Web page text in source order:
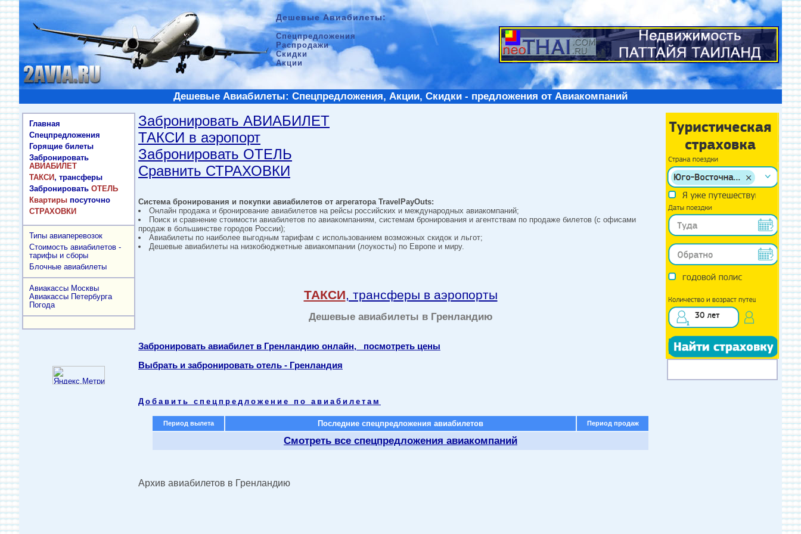
Дешевые Авиабилеты:
Спецпредложения
Распродажи
Скидки
Акции
Дешевые Авиабилеты: Спецпредложения, Акции, Скидки - предложения от Авиакомпаний
Главная
Спецпредложения
Горящие билеты
Забронировать
АВИАБИЛЕТ
ТАКСИ, трансферы
Забронировать ОТЕЛЬ
Квартиры посуточно
СТРАХОВКИ
Типы авиаперевозок
Стоимость авиабилетов -
тарифы и сборы
Блочные авиабилеты
Авиакассы Москвы
Авиакассы Петербурга
Погода
Забронировать АВИАБИЛЕТ
ТАКСИ в аэропорт
Забронировать ОТЕЛЬ
Сравнить СТРАХОВКИ
Система бронирования и покупки авиабилетов от агрегатора TravelPayOuts:
Онлайн продажа и бронирование авиабилетов на рейсы российских и международных авиакомпаний;
Поиск и сравнение стоимости авиабилетов по авиакомпаниям, системам бронирования и агентствам по продаже билетов (с офисами
продаж в большинстве городов России);
Авиабилеты по наиболее выгодным тарифам с использованием возможных скидок и льгот;
Дешевые авиабилеты на низкобюджетные авиакомпании (лоукосты) по Европе и миру.
ТАКСИ, трансферы в аэропорты
Дешевые авиабилеты в Гренландию
Забронировать авиабилет в Гренландию онлайн, посмотреть цены
Выбрать и забронировать отель - Гренландия
Добавить спецпредложение по авиабилетам
Период вылета Последние спецпредложения авиабилетов Период продаж
Смотреть все спецпредложения авиакомпаний
Архив авиабилетов в Гренландию